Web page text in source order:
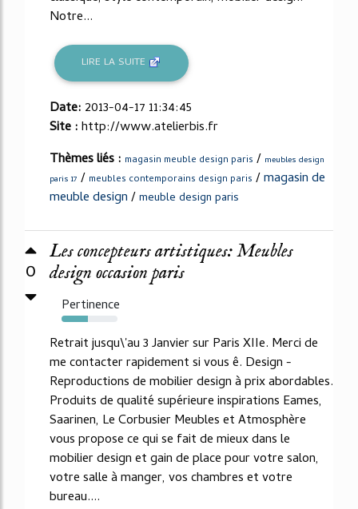
Notre...
LIRE LA SUITE
Date: 2013-04-17 11:34:45
Site :http://www.atelierbis.fr
Thèmes liés : magasin meuble design paris / meubles design
paris 17 / meubles contemporains design paris /magasin de
meuble design/meuble design paris
0
Les concepteurs artistiques: Meubles
design occasion paris
Pertinence
47%
Retrait jusqu\'au 3 Janvier sur Paris XIIe. Merci de
me contacter rapidement si vous ê. Design -
Reproductions de mobilier design à prix abordables.
Produits de qualité supérieure inspirations Eames,
Saarinen, Le Corbusier Meubles et Atmosphère
vous propose ce qui se fait de mieux dans le
mobilier design et gain de place pour votre salon,
votre salle à manger, vos chambres et votre
bureau....